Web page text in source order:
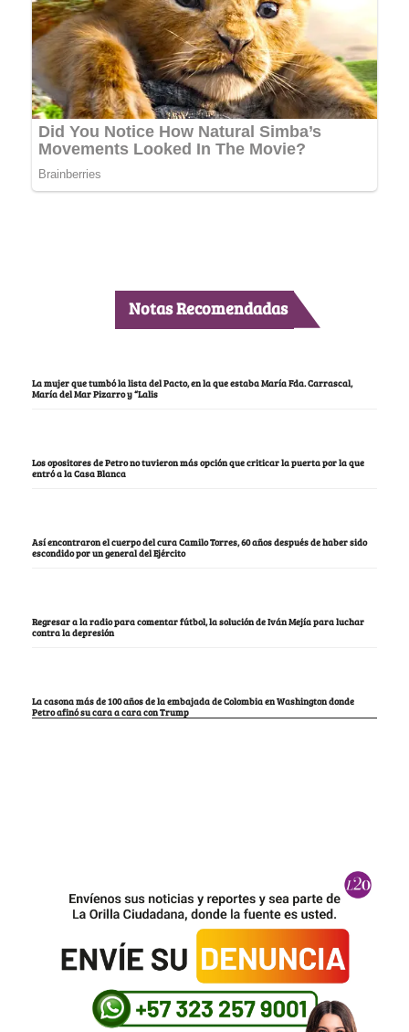
Notas Recomendadas
La mujer que tumbó la lista del Pacto, en la que estaba María Fda. Carrascal,
María del Mar Pizarro y “Lalis
Los opositores de Petro no tuvieron más opción que criticar la puerta por la que
entró a la Casa Blanca
Así encontraron el cuerpo del cura Camilo Torres, 60 años después de haber sido
escondido por un general del Ejército
Regresar a la radio para comentar fútbol, la solución de Iván Mejía para luchar
contra la depresión
La casona más de 100 años de la embajada de Colombia en Washington donde
Petro afinó su cara a cara con Trump